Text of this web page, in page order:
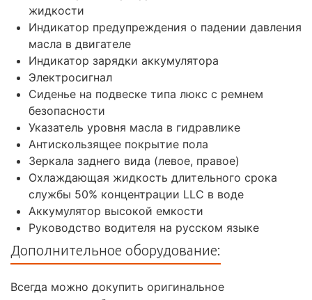
жидкости
Индикатор предупреждения о падении давления
масла в двигателе
Индикатор зарядки аккумулятора
Электросигнал
Сиденье на подвеске типа люкс с ремнем
безопасности
Указатель уровня масла в гидравлике
Антискользящее покрытие пола
Зеркала заднего вида (левое, правое)
Охлаждающая жидкость длительного срока
службы 50% концентрации LLC в воде
Аккумулятор высокой емкости
Руководство водителя на русском языке
Дополнительное оборудование:
Всегда можно докупить оригинальное